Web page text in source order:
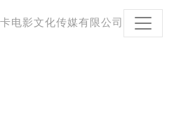
电影文化传媒有限公司